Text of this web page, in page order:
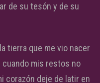
de su tesón y de su
tierra que me vio nacer
cuando mis restos no
corazón deje de latir en